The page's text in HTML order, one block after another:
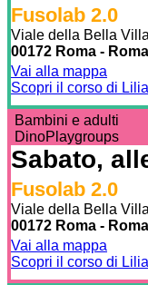
Fusolab 2.0
Viale della Bella
00172 Roma -
Vai alla mappa
Scopri il corso di
Bambini e adulti
DinoPlaygroups
Sabato,
Fusolab 2.0
Viale della Bella
00172 Roma -
Vai alla mappa
Scopri il corso di